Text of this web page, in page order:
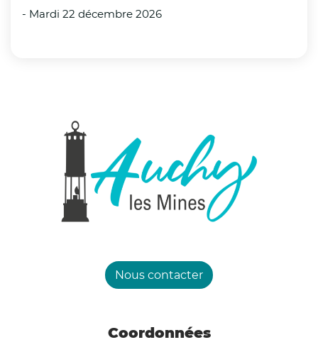
(PCS) et contacter l’ensemble des personnes
inscrites sur les registres communaux des
personnes vulnérables ;
Prévoir l’ouverture de salles communales
climatisées ou rafraîchies ;
municipaux et des piscines municipales ;
les comportements à adopter (bons réflexes)
- Mardi 22 décembre 2026
Nous contacter
Coordonnées